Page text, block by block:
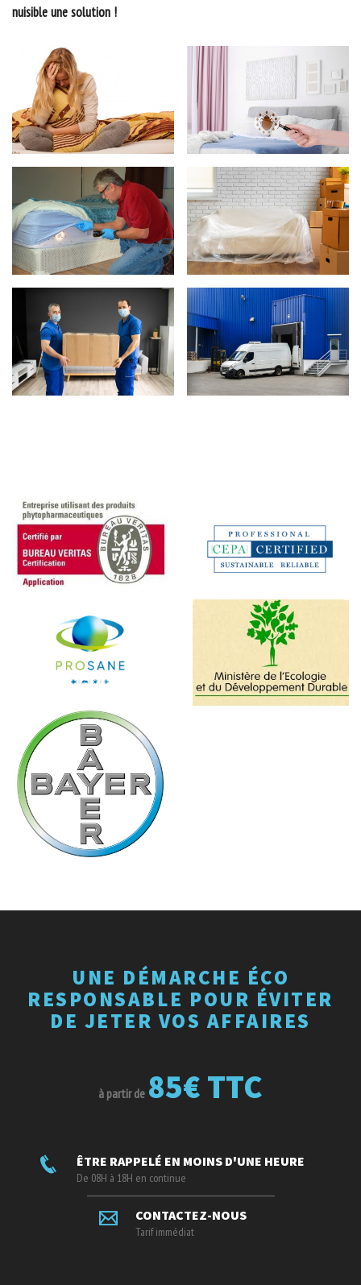
nuisible une solution !
UNE DÉMARCHE ÉCO
RESPONSABLE POUR ÉVITER
DE JETER VOS AFFAIRES
à partir de 85€ TTC
ÊTRE RAPPELÉ EN MOINS D'UNE HEURE
De 08H à 18H en continue
CONTACTEZ-NOUS
Tarif immédiat